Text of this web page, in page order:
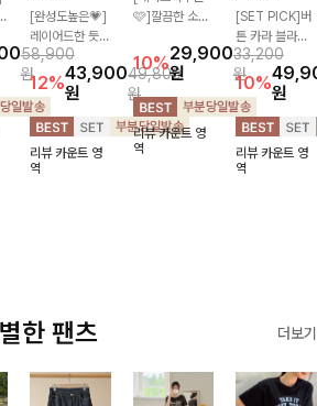
58,900
원
[완성도높은💗]
레이어드한 듯
자연스러운 나시
와 버튼 원피스
가 함께 구성된
세트 아이템입니
다. 코디 고민 없
이 한 벌만으로
도 내추럴하면서
12%43,900
원
49,800
원
리뷰 카운트 영
역
🩷]깔끔한 소매
자수로 사랑스러
운 분위기를 담
았으며 은은한
체크 패턴이 더
해져 밋밋함 없
이 여성스러움
10%29,900
원
33,200
원
리뷰 카운트 영
역
[SET PICK]버
튼 카라 블라우
스와 팬츠, 스트
랩까지 구성된
활용도 높은 3
종 세트 🤍 코디
걱정 없이 한 번
에 완성도 있는
스타일링을 연출
10%원
리뷰 카운트 영
역
한 팬츠 더보기